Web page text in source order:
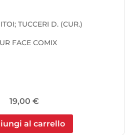
TUCCERI D. (CUR.)
FACE COMIX
19,00 €
al carrello